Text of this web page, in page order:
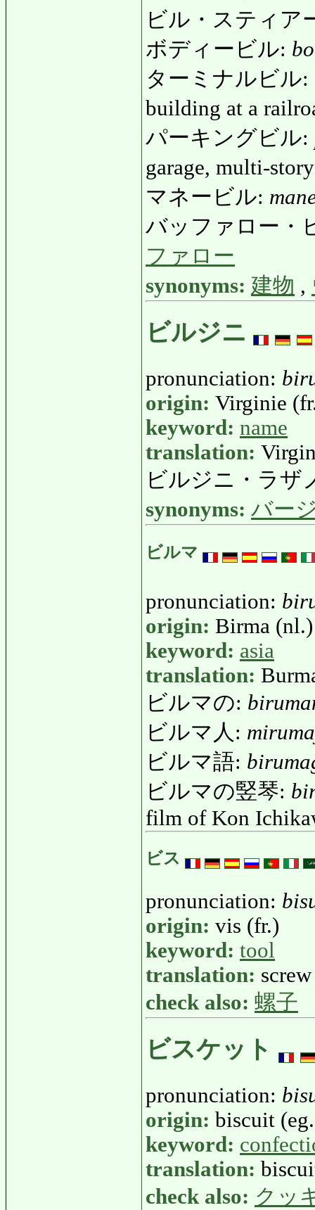
ビル・スティア
ボディービル:
ターミナルビル:
building at a
パーキングビル:
garage, multi-
マネービル:
バッファロー・
ファロー
synonyms: 建物 ,
ビルジニ
pronunciation:
origin: Virginie
keyword: name
translation:
ビルジニ・ラザ
synonyms: バー
ビルマ
pronunciation:
origin: Birma (nl.)
keyword: asia
translation:
ビルマの:
ビルマ人:
ビルマ語:
ビルマの竪琴:
film of Kon
ビス
pronunciation:
origin: vis (fr.)
keyword: tool
translation: screw
check also: 螺子
ビスケット
pronunciation:
origin: biscuit
keyword:
translation:
check also: クッ